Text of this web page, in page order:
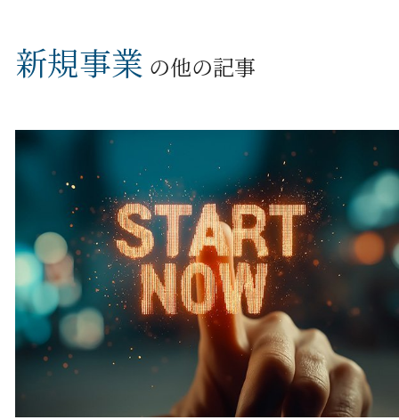
新規事業 の他の記事